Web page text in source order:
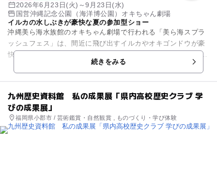
2026年6月23日(火)～9月23日(水)
国営沖縄記念公園（海洋博公園）オキちゃん劇場
イルカの水しぶきが豪快な夏の参加型ショー
沖縄美ら海水族館のオキちゃん劇場で行われる「美ら海スプラ
ッシュフェス」は、間近に飛び出すイルカやオキゴンドウが豪
快な水しぶきを浴びせる参加型サマ―ショーです。 ショー中の
「スプラッシュタイム」で...続きをみる
九州歴史資料館 私の成果展「県内高校歴史クラブ 学
びの成果展」
福岡県小郡市 / 芸術鑑賞・自然観賞 , ものづくり・学び体験